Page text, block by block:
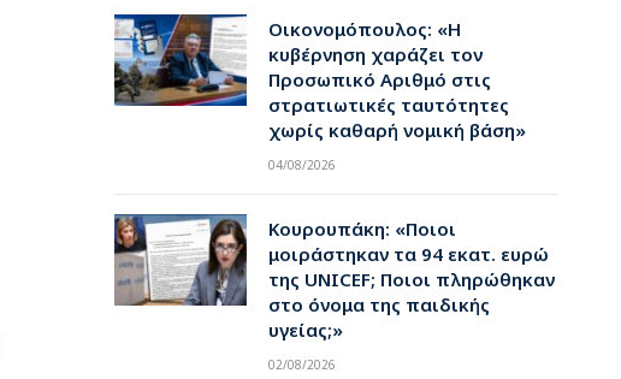
Οικονομόπουλος: «Η
κυβέρνηση χαράζει τον
Προσωπικό Αριθμό στις
στρατιωτικές ταυτότητες
χωρίς καθαρή νομική βάση»
04/08/2026
Κουρουπάκη: «Ποιοι
μοιράστηκαν τα 94 εκατ. ευρώ
της UNICEF; Ποιοι πληρώθηκαν
στο όνομα της παιδικής
υγείας;»
02/08/2026